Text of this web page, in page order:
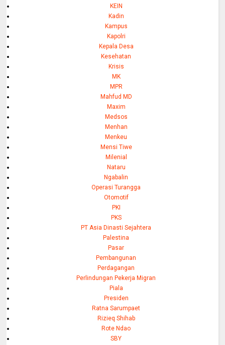
KEIN
Kadin
Kampus
Kapolri
Kepala Desa
Kesehatan
Krisis
MK
MPR
Mahfud MD
Maxim
Medsos
Menhan
Menkeu
Mensi Tiwe
Milenial
Nataru
Ngabalin
Operasi Turangga
Otomotif
PKI
PKS
PT Asia Dinasti Sejahtera
Palestina
Pasar
Pembangunan
Perdagangan
Perlindungan Pekerja Migran
Piala
Presiden
Ratna Sarumpaet
Rizieq Shihab
Rote Ndao
SBY